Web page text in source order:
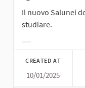
Il nuovo Salunei
studiare.
CREATED AT
10/01/2025